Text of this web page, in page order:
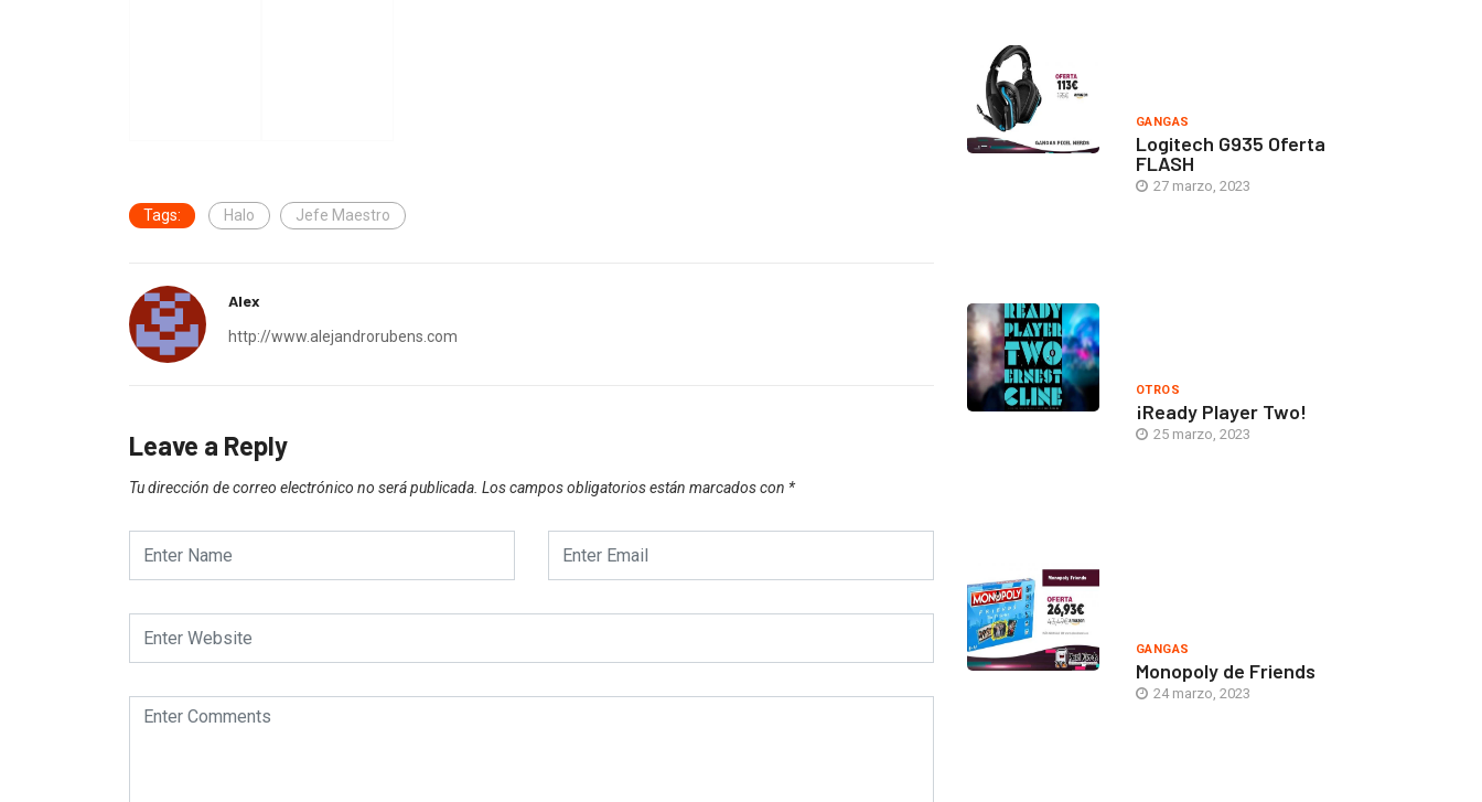
Tags: Halo Jefe Maestro
Alex
http://www.alejandrorubens.com
Leave a Reply
Tu dirección de correo electrónico no será publicada. Los campos obligatorios están marcados con *
GANGAS
Logitech G935 Oferta
FLASH
27 marzo, 2023
OTROS
¡Ready Player Two!
25 marzo, 2023
GANGAS
Monopoly de Friends
24 marzo, 2023